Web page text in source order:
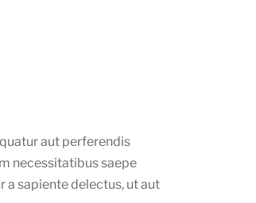
aut perferendis
necessitatibus saepe
a sapiente delectus, ut aut